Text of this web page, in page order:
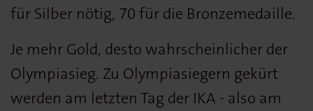
für Silber nötig, 70 für die Bronzemedaille.
Je mehr Gold, desto wahrscheinlicher der
Olympiasieg. Zu Olympiasiegern gekürt
werden am letzten Tag der IKA - also am